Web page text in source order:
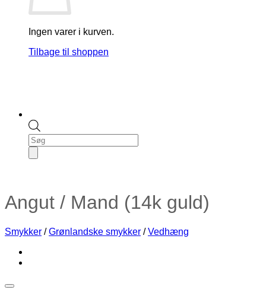
Ingen varer i kurven.
Tilbage til shoppen
Products
search
Angut / Mand (14k guld)
Smykker / Grønlandske smykker / Vedhæng